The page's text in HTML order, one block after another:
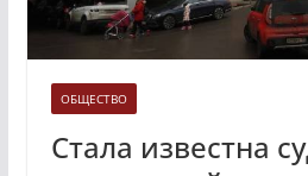
ОБЩЕСТВО
Стала известна